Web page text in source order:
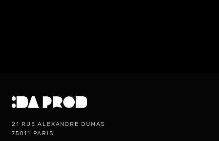
21 RUE ALEXANDRE DUMAS
75011 PARIS